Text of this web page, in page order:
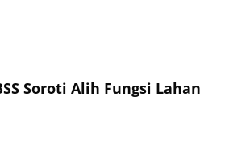
Soroti Alih Fungsi Lahan